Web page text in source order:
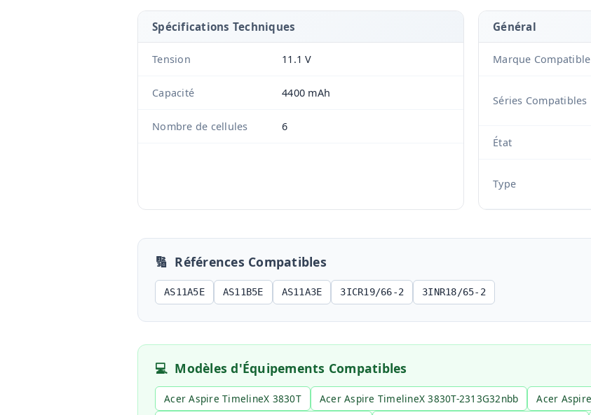
Spécifications Techniques
Tension 11.1 V
Capacité 4400 mAh
Nombre de cellules 6
Général
Marque Compatible
Séries Compatibles
État
Type
🔢 Références Compatibles
AS11A5E AS11B5E AS11A3E 3ICR19/66-2 3INR18/65-2
💻 Modèles d'Équipements Compatibles
Acer Aspire TimelineX 3830T Acer Aspire TimelineX 3830T-2313G32nbb
Acer